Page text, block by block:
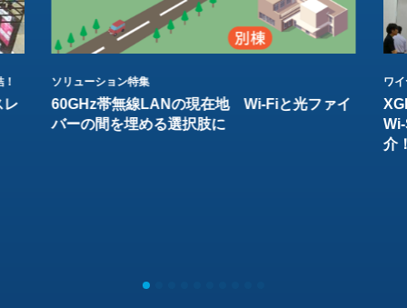
レ
ソリューション特集
60GHz帯無線LANの現在地 Wi-Fiと光ファイ
バーの間を埋める選択肢に
ワ
介